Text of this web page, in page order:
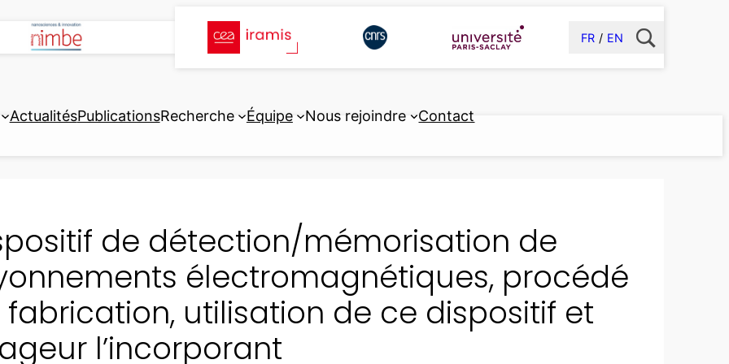
FR EN
ActualitésPublicationsRecherche Équipe Nous rejoindre Contact
de détection/mémorisation de
électromagnétiques, procédé
fabrication, utilisation de ce dispositif et
l’incorporant